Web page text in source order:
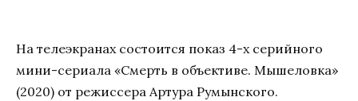
На телеэкранах состоится показ 4-х серийного
мини-сериала «Смерть в объективе. Мышеловка»
(2020) от режиссера Артура Румынского.